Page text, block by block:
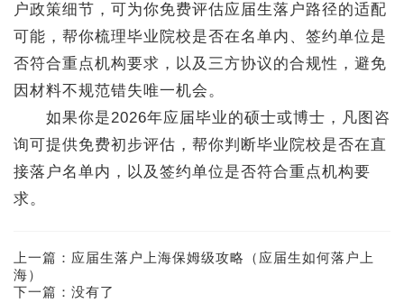
户政策细节，可为你免费评估应届生落户路径的适配
可能，帮你梳理毕业院校是否在名单内、签约单位是
否符合重点机构要求，以及三方协议的合规性，避免
因材料不规范错失唯一机会。
如果你是2026年应届毕业的硕士或博士，凡图咨
询可提供免费初步评估，帮你判断毕业院校是否在直
接落户名单内，以及签约单位是否符合重点机构要
求。
上一篇： 应届生落户上海保姆级攻略（应届生如何落户上
海）
下一篇：没有了